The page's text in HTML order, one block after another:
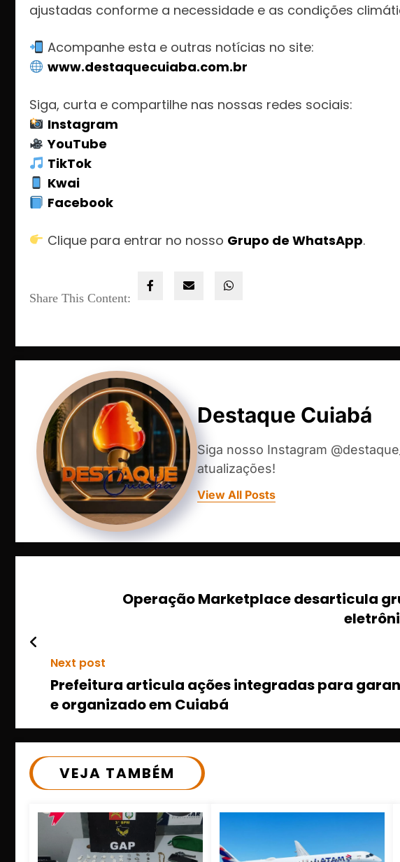
ajustadas conforme a necessidade e as condições
Acompanhe esta e outras notícias no site:
www.destaquecuiaba.com.br
Siga, curta e compartilhe nas nossas redes sociais:
Instagram
YouTube
TikTok
Kwai
Facebook
Clique para entrar no nosso Grupo de WhatsApp.
Share This Content:
Destaque Cuiabá
Siga nosso Instagram
atualizações!
View All Posts
Operação Marketplace desarticula
Next post
Prefeitura articula ações integradas para
e organizado em Cuiabá
VEJA TAMBÉM